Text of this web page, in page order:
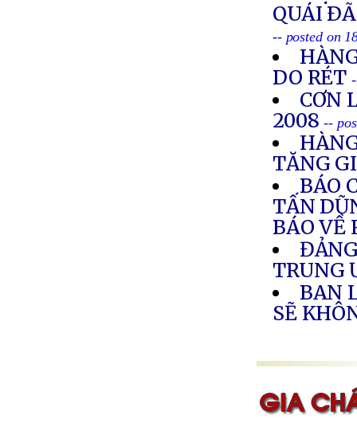
QUÁI
-- posted on
DO RÉT
CƠN
2008--
TĂNG
BÁO
TẤN
BÁO VỀ
TRUNG
BAN
SẼ